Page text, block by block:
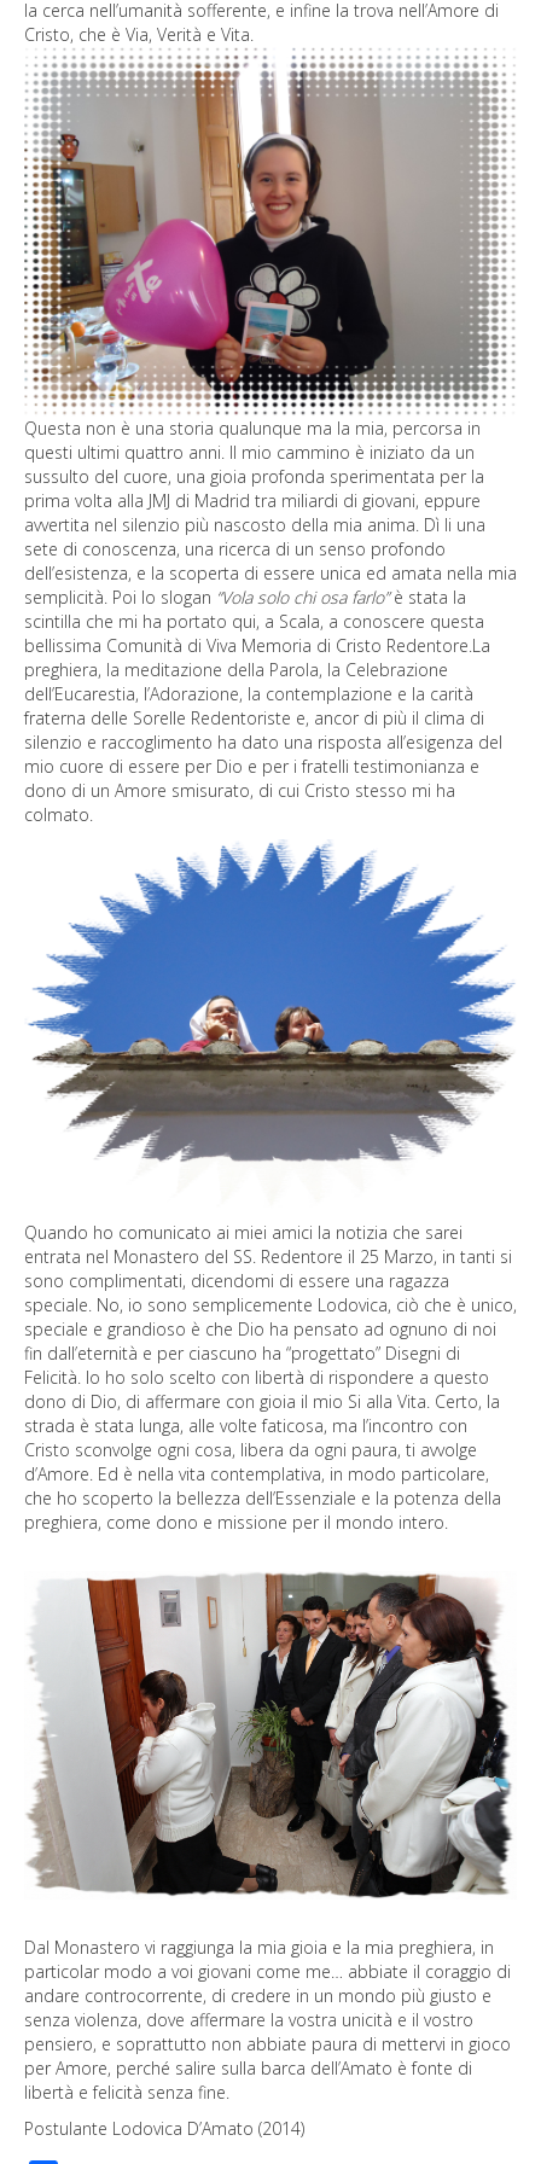
Photogallery
News
Contatti
la cerca nell’umanità sofferente, e infine la trova nell’Amore di
Cristo, che è Via, Verità e Vita.
Questa non è una storia qualunque ma la mia, percorsa in
questi ultimi quattro anni. Il mio cammino è iniziato da un
sussulto del cuore, una gioia profonda sperimentata per la
prima volta alla JMJ di Madrid tra miliardi di giovani, eppure
avvertita nel silenzio più nascosto della mia anima. Dì li una
sete di conoscenza, una ricerca di un senso profondo
dell’esistenza, e la scoperta di essere unica ed amata nella mia
semplicità. Poi lo slogan “Vola solo chi osa farlo”è stata la
scintilla che mi ha portato qui, a Scala, a conoscere questa
bellissima Comunità di Viva Memoria di Cristo Redentore.La
preghiera, la meditazione della Parola, la Celebrazione
dell’Eucarestia, l’Adorazione, la contemplazione e la carità
fraterna delle Sorelle Redentoriste e, ancor di più il clima di
silenzio e raccoglimento ha dato una risposta all’esigenza del
mio cuore di essere per Dio e per i fratelli testimonianza e
dono di un Amore smisurato, di cui Cristo stesso mi ha
colmato.
Quando ho comunicato ai miei amici la notizia che sarei
entrata nel Monastero del SS. Redentore il 25 Marzo, in tanti si
sono complimentati, dicendomi di essere una ragazza
speciale. No, io sono semplicemente Lodovica, ciò che è unico,
speciale e grandioso è che Dio ha pensato ad ognuno di noi
fin dall’eternità e per ciascuno ha “progettato” Disegni di
Felicità. Io ho solo scelto con libertà di rispondere a questo
dono di Dio, di affermare con gioia il mio Si alla Vita. Certo, la
strada è stata lunga, alle volte faticosa, ma l’incontro con
Cristo sconvolge ogni cosa, libera da ogni paura, ti avvolge
d’Amore. Ed è nella vita contemplativa, in modo particolare,
che ho scoperto la bellezza dell’Essenziale e la potenza della
preghiera, come dono e missione per il mondo intero.
Dal Monastero vi raggiunga la mia gioia e la mia preghiera, in
particolar modo a voi giovani come me… abbiate il coraggio di
andare controcorrente, di credere in un mondo più giusto e
senza violenza, dove affermare la vostra unicità e il vostro
pensiero, e soprattutto non abbiate paura di mettervi in gioco
per Amore, perché salire sulla barca dell’Amato è fonte di
libertà e felicità senza fine.
Postulante Lodovica D’Amato (2014)